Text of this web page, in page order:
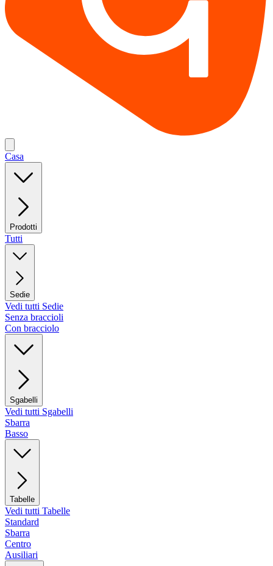
Casa
Prodotti
Tutti
Sedie
Vedi tutti Sedie
Senza braccioli
Con bracciolo
Sgabelli
Vedi tutti Sgabelli
Sbarra
Basso
Tabelle
Vedi tutti Tabelle
Standard
Sbarra
Centro
Ausiliari